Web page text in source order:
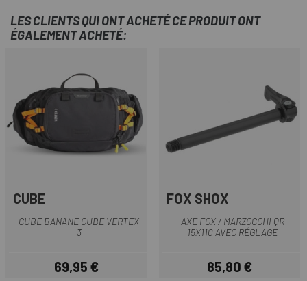
LES CLIENTS QUI ONT ACHETÉ CE PRODUIT ONT
ÉGALEMENT ACHETÉ:
CUBE
CUBE BANANE CUBE VERTEX
3
Prix
69,95 €
FOX SHOX
AXE FOX / MARZOCCHI QR
15X110 AVEC RÉGLAGE
Prix
85,80 €